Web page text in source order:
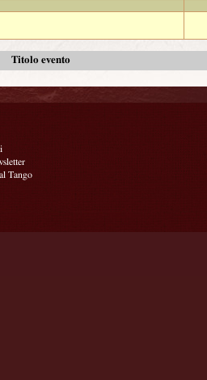
Titolo evento
Tango